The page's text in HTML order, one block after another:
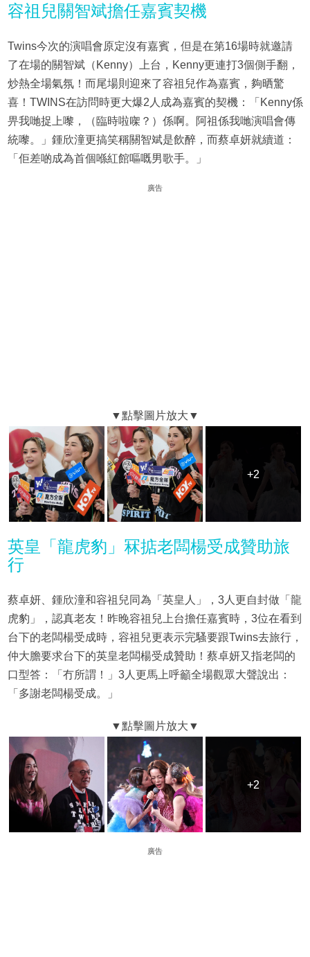
容祖兒關智斌擔任嘉賓契機
Twins今次的演唱會原定沒有嘉賓，但是在第16場時就邀請
了在場的關智斌（Kenny）上台，Kenny更連打3個側手翻，
炒熱全場氣氛！而尾場則迎來了容祖兒作為嘉賓，夠晒驚
喜！TWINS在訪問時更大爆2人成為嘉賓的契機：「Kenny係
畀我哋捉上嚟，（臨時啦㗎？）係啊。阿祖係我哋演唱會傳
統嚟。」鍾欣潼更搞笑稱關智斌是飲醉，而蔡卓妍就續道：
「佢差啲成為首個喺紅館嘔嘅男歌手。」
廣告
+2
+2
英皇「龍虎豹」冧掂老闆楊受成贊助旅
行
蔡卓妍、鍾欣潼和容祖兒同為「英皇人」，3人更自封做「龍
虎豹」，認真老友！昨晚容祖兒上台擔任嘉賓時，3位在看到
台下的老闆楊受成時，容祖兒更表示完騷要跟Twins去旅行，
仲大膽要求台下的英皇老闆楊受成贊助！蔡卓妍又指老闆的
口型答：「冇所謂！」3人更馬上呼籲全場觀眾大聲說出：
「多謝老闆楊受成。」
+2
+2
廣告